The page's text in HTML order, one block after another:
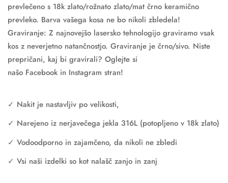
prevlečeno s 18k zlato/rožnato zlato/mat črno keramično
prevleko. Barva vašega kosa ne bo nikoli zbledela!
Graviranje: Z najnovejšo lasersko tehnologijo graviramo vsak
kos z neverjetno natančnostjo. Graviranje je črno/sivo. Niste
prepričani, kaj bi gravirali? Oglejte si
našo Facebook in Instagram stran!
✓ Nakit je nastavljiv po velikosti,
✓ Narejeno iz nerjavečega jekla 316L (potopljeno v 18k zlato)
✓ Vodoodporno in zajamčeno, da nikoli ne zbledi
✓ Vsi naši izdelki so kot nalašč zanjo in zanj